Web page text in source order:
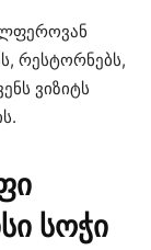
რესტორნებს,
ვიზიტს
სოჭი